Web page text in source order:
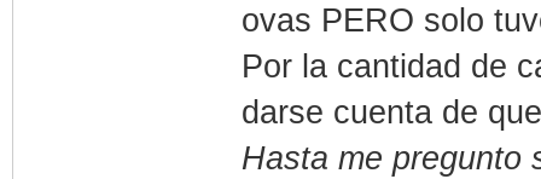
ovas PERO solo
Por la cantidad de
darse cuenta de
Hasta me pregunto